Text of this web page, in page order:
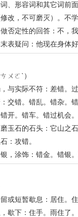
词、形容词和其它词
改，不可磨灭）。不
否定性的回答：不，我
末表疑问：他现在身体
ㄨㄛˋ）
，与实际不符：差错。
：交错。错乱。错杂。
开。错车。错过机会。
玉石的石头：它山之
：攻错。
，涂饰：错金。错银
留或短暂歇息：居住。
歇下：住手。雨住了。